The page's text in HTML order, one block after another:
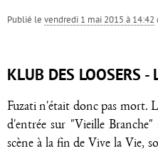
Publié le vendredi 1 mai 2015 à 14:42
KLUB DES LOOSERS -
Fuzati n'était donc pas mort.
d'entrée sur "Vieille
scène à la fin de Vive la Vie,